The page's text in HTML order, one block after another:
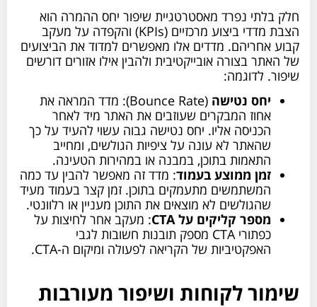
חלק בלתי נפרד מאסטרטגיית שיפור יחס ההמרה הוא
הצבת מדדי ביצוע מרכזיים (KPIs) והקפדה על מעקב
קבוע אחריהם. מדדים אלו מאפשרים למדוד את הביצועים
של האתר בצורה אובייקטיבית ולהבין אילו אזורים דורשים
שיפור. לדוגמה:
יחס נטישה
(Bounce Rate): מדד המראה את
אחוז המבקרים שעוזבים את האתר מיד לאחר
הכניסה אליו. יחס נטישה גבוה עשוי להעיד על כך
שהאתר לא עונה על ציפיות הגולשים, ומחייב
התאמות בתוכן, במבנה או במהירות הטעינה.
זמן ממוצע בעמוד: מדד זה מאפשר להבין עד כמה
המשתמשים מתעמקים בתוכן. זמן קצר בעמוד מעיד
שהגולשים לא מוצאים את התוכן מעניין או רלוונטי.
מספר קליקים על CTA
: מעקב אחר לחיצות על
כפתורי CTA מספק תובנות חשובות לגבי
האפקטיביות של הקריאה לפעולה ומיקום ה-CTA.
שימור לקוחות ושיפור מעורבות